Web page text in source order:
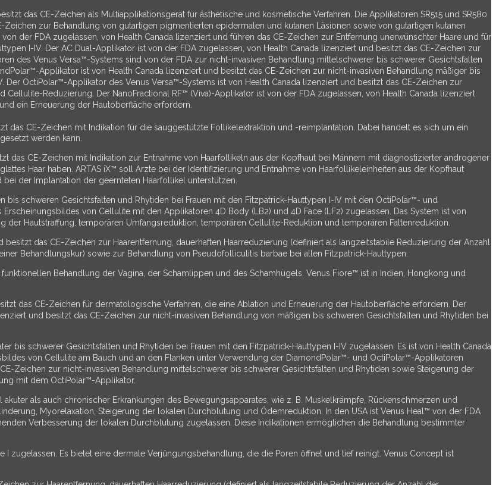
das CE-Zeichen als Multiapplikationsgerät für ästhetische und kosmetische Verfahren. Die Applikatoren SR515 und SR580
zur Behandlung von gutartigen pigmentierten epidermalen und kutanen Läsionen sowie von gutartigen kutanen
der FDA zugelassen, von Health Canada lizenziert und führen das CE-Zeichen zur Entfernung unerwünschter Haare und für
I-IV. Der AC Dual-Applikator ist von der FDA zugelassen, von Health Canada lizenziert und besitzt das CE-Zeichen zur
des Venus Versa™-Systems sind von der FDA zur nicht-invasiven Behandlung mittelschwerer bis schwerer Gesichtsfalten
Applikator ist von Health Canada lizenziert und besitzt das CE-Zeichen zur nicht-invasiven Behandlung mäßiger bis
OctiPolar™-Applikator des Venus Versa™-Systems ist von Health Canada lizenziert und besitzt das CE-Zeichen zur
Reduzierung. Der NanoFractional RF™ (Viva)-Applikator ist von der FDA zugelassen, von Health Canada lizenziert
ein Erneuerung der Hautoberfläche erfordern.
das CE-Zeichen mit Indikation für die sauggestützte Follikelextraktion und -reimplantation. Dabei handelt es sich um ein
werden kann.
das CE-Zeichen mit Indikation zur Entnahme von Haarfollikeln aus der Kopfhaut bei Männern mit diagnostizierter androgener
Haar haben. ARTAS iX™ soll Ärzte bei der Identifizierung und Entnahme von Haarfollikeleinheiten aus der Kopfhaut
der Implantation der geernteten Haarfollikel unterstützen.
schweren Gesichtsfalten und Rhytiden bei Frauen mit den Fitzpatrick-Hauttypen I-IV mit den OctiPolar™- und
von Cellulite mit den Applikatoren 4D Body (LB2) und 4D Face (LF2) zugelassen. Das System ist von
der Hautstraffung, temporären Umfangsreduktion, temporären Cellulite-Reduktion und temporären Faltenreduktion.
das CE-Zeichen zur Haarentfernung, dauerhaften Haarreduzierung (definiert als langzeitstabile Reduzierung der Anzahl
Behandlungskur) sowie zur Behandlung von Pseudofolliculitis barbae bei allen Fitzpatrick-Hauttypen.
Behandlung der Vagina, der Schamlippen und des Schamhügels. Venus Fiore™ ist in Indien, Hongkong und
das CE-Zeichen für dermatologische Verfahren, die eine Ablation und Erneuerung der Hautoberfläche erfordern. Der
und besitzt das CE-Zeichen zur nicht-invasiven Behandlung von mäßigen bis schweren Gesichtsfalten und Rhytiden bei
bis schwerer Gesichtsfalten und Rhytiden bei Frauen mit den Fitzpatrick-Hauttypen I-IV zugelassen. Es ist von Health Canada
von Cellulite am Bauch und an den Flanken unter Verwendung der DiamondPolar™- und OctiPolar™-Applikatoren
Zeichen zur nicht-invasiven Behandlung mittelschwerer bis schwerer Gesichtsfalten und Rhytiden sowie Steigerung der
mit dem OctiPolar™-Applikator.
als auch chronischer Erkrankungen des Bewegungsapparates, wie z. B. Muskelkrämpfe, Rückenschmerzen und
Myorelaxation, Steigerung der lokalen Durchblutung und Ödemreduktion. In den USA ist Venus Heal™ von der FDA
Verbesserung der lokalen Durchblutung zugelassen. Diese Indikationen ermöglichen die Behandlung bestimmter
zugelassen. Es bietet eine dermale Verjüngungsbehandlung, die die Poren öffnet und tief reinigt. Venus Concept ist